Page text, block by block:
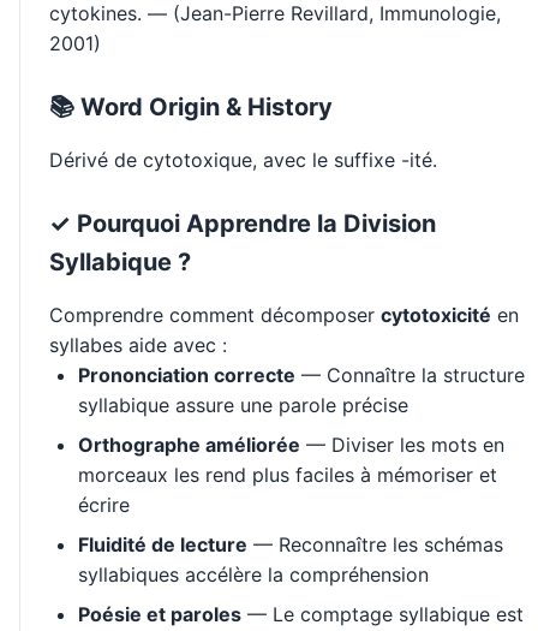
cytokines. — (Jean-Pierre Revillard, Immunologie,
2001)
📚 Word Origin & History
Dérivé de cytotoxique, avec le suffixe -ité.
✓ Pourquoi Apprendre la Division
Syllabique ?
Comprendre comment décomposer cytotoxicité en
syllabes aide avec :
Prononciation correcte — Connaître la structure
syllabique assure une parole précise
Orthographe améliorée — Diviser les mots en
morceaux les rend plus faciles à mémoriser et
écrire
Fluidité de lecture — Reconnaître les schémas
syllabiques accélère la compréhension
Poésie et paroles — Le comptage syllabique est